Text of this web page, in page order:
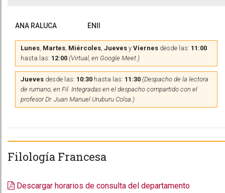
ANA RALUCA ENII
Lunes, Martes, Miércoles, Jueves y Viernes desde las: 11:00
hasta las: 12:00 (Virtual, en Google Meet.)
Jueves desde las: 10:30 hasta las: 11:30 (Despacho de la lectora
de rumano, en Fil. Integradas en el despacho compartido con el
profesor Dr. Juan Manuel Uruburu Colsa.)
Filología Francesa
Descargar horarios de consulta del departamento